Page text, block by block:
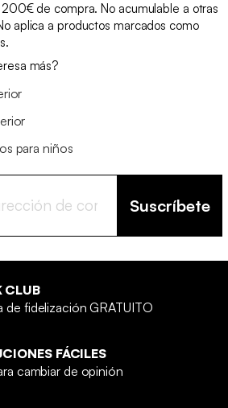
de compra. No acumulable a otras
aplica a productos marcados como
más?
para niños
Suscríbete
CLUB
de fidelización GRATUITO
FÁCILES
cambiar de opinión